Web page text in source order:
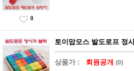
0
토이맘모스 발도로프 정
상품가 : 회원공개 (0)